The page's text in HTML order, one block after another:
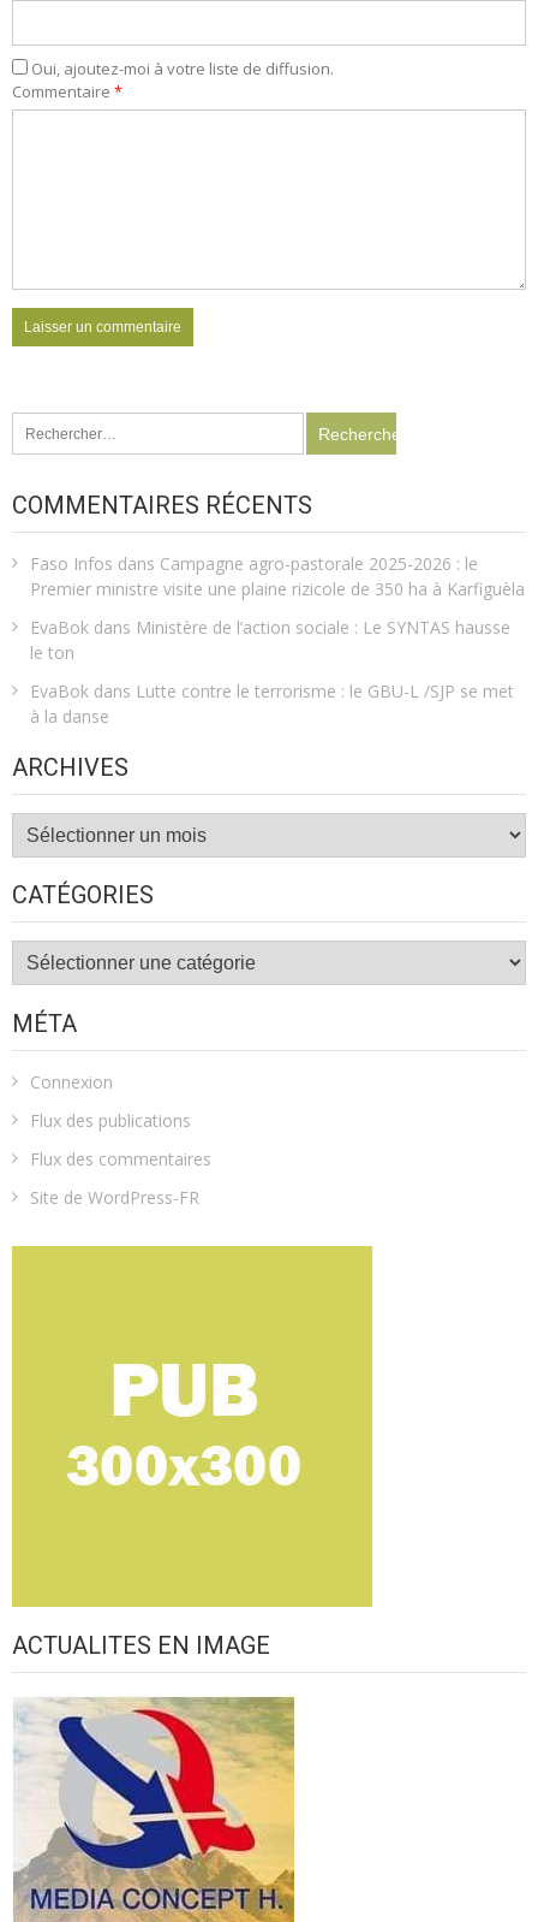
Oui, ajoutez-moi à votre liste de diffusion.
Commentaire *
COMMENTAIRES RÉCENTS
Faso Infos dans Campagne agro-pastorale 2025-2026 : le
Premier ministre visite une plaine rizicole de 350 ha à Karfiguèla
EvaBok dans Ministère de l’action sociale : Le SYNTAS hausse
le ton
EvaBok dans Lutte contre le terrorisme : le GBU-L /SJP se met
à la danse
ARCHIVES
Archives
CATÉGORIES
Catégories
MÉTA
Connexion
Flux des publications
Flux des commentaires
Site de WordPress-FR
ACTUALITES EN IMAGE